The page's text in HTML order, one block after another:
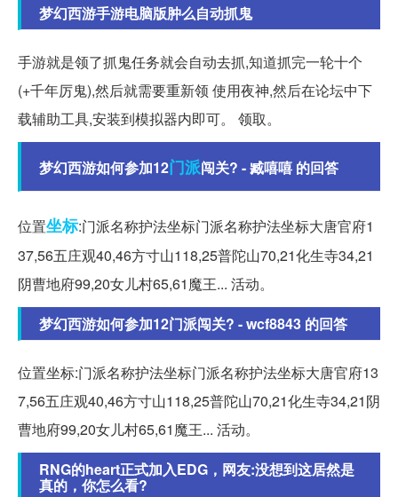
梦幻西游手游电脑版肿么自动抓鬼
手游就是领了抓鬼任务就会自动去抓,知道抓完一轮十个
(+千年厉鬼),然后就需要重新领 使用夜神,然后在论坛中下
载辅助工具,安装到模拟器内即可。 领取。
梦幻西游如何参加12门派闯关? - 臧嘻嘻 的回答
位置坐标:门派名称护法坐标门派名称护法坐标大唐官府1
37,56五庄观40,46方寸山118,25普陀山70,21化生寺34,21
阴曹地府99,20女儿村65,61魔王... 活动。
梦幻西游如何参加12门派闯关? - wcf8843 的回答
位置坐标:门派名称护法坐标门派名称护法坐标大唐官府13
7,56五庄观40,46方寸山118,25普陀山70,21化生寺34,21阴
曹地府99,20女儿村65,61魔王... 活动。
RNG的heart正式加入EDG，网友:没想到这居然是
真的，你怎么看?